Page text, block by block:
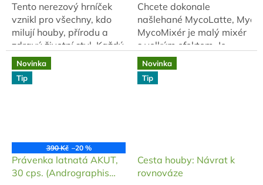
Tento nerezový hrníček
vznikl pro všechny, kdo
milují houby, přírodu a
zdravý životní styl. Každý
doušek z něj připomíná
propojení s přírodou a
klid, který houby
Chcete dokonale
našlehané MycoLatte,
MycoMixér je malý mixér
s velkým efektem. Je
určený k našlehání nápojů
tak, aby se chuť...
Novinka
Tip
390 Kč –20 %
Právenka latnatá AKUT,
30 cps. (Andrographis
Novinka
Tip
Cesta houby: Návrat k
rovnováze